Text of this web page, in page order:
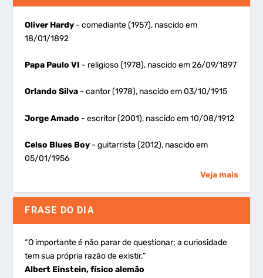
Oliver Hardy - comediante (1957), nascido em
18/01/1892
Papa Paulo VI - religioso (1978), nascido em 26/09/1897
Orlando Silva - cantor (1978), nascido em 03/10/1915
Jorge Amado - escritor (2001), nascido em 10/08/1912
Celso Blues Boy - guitarrista (2012), nascido em
05/01/1956
Veja mais
FRASE DO DIA
“O importante é não parar de questionar; a curiosidade
tem sua própria razão de existir.”
Albert Einstein, físico alemão